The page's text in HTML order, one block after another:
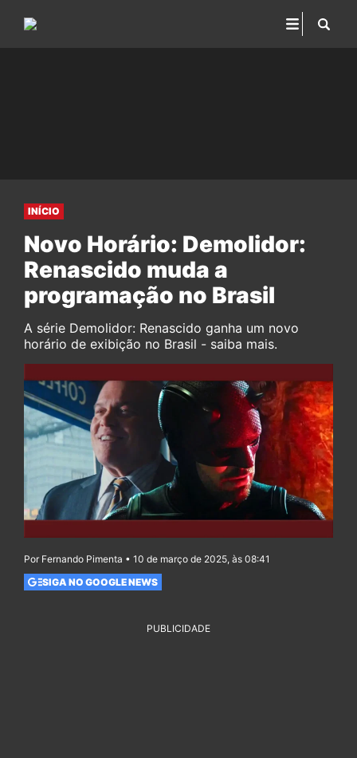
INÍCIO
Novo Horário: Demolidor:
Renascido muda a
programação no Brasil
A série Demolidor: Renascido ganha um novo
horário de exibição no Brasil - saiba mais.
Por Fernando Pimenta • 10 de março de 2025, às 08:41
SIGA NO GOOGLE NEWS
PUBLICIDADE